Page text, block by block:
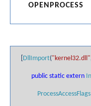
OPENPROCESS
DllImport("kernel32.dll"
public static extern
ProcessAccessFlags